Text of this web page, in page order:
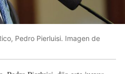
Pedro Pierluisi. Imagen de